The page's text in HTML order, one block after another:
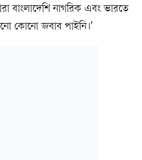
বাংলাদেশি নাগরিক এবং ভারতে
কোনো জবাব পাইনি।'